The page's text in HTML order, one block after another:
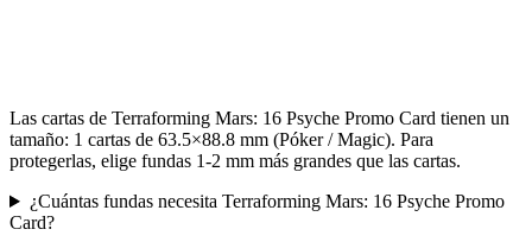
Las cartas de Terraforming Mars: 16 Psyche Promo Card tienen un
tamaño: 1 cartas de 63.5×88.8 mm (Póker / Magic). Para
protegerlas, elige fundas 1-2 mm más grandes que las cartas.
¿Cuántas fundas necesita Terraforming Mars: 16 Psyche Promo
Card?